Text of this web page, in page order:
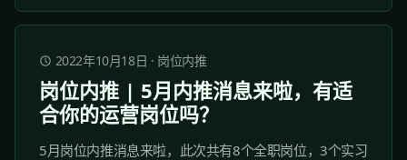
的需求； 2....
2022年10月18日 · 岗位内推
岗位内推 | 5月内推消息来啦，有适
合你的运营岗位吗？
5月岗位内推消息来啦，此次共有8个全职岗位，3个实习